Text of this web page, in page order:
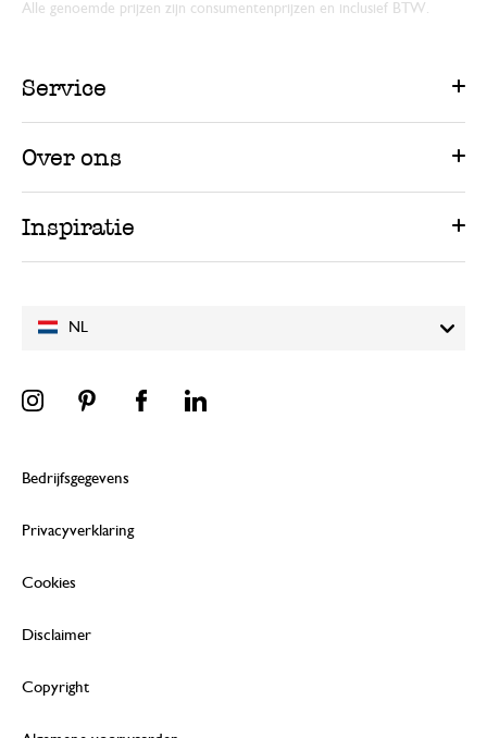
NL
Alle genoemde prijzen zijn consumentenprijzen en inclusief BTW.
Service
Over ons
Inspiratie
Bedrijfsgegevens
Privacyverklaring
Cookies
Disclaimer
Copyright